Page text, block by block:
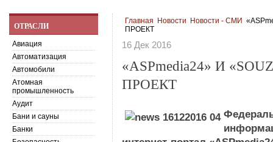
Главная Новости Новости - СМИ
ПРОЕКТ
16 Дек 2016
«ASPmedia24» И
ПРОЕКТ
ОТРАСЛИ
Авиация
Автоматизация
Автомобили
Атомная
промышленность
Аудит
Бани и сауны
Банки